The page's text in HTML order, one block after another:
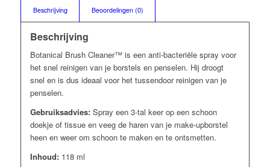
Beschrijving Beoordelingen (0)
Beschrijving
Botanical Brush Cleaner™ is een anti-bacteriële spray voor
het snel reinigen van je borstels en penselen. Hij droogt
snel en is dus ideaal voor het tussendoor reinigen van je
penselen.
Gebruiksadvies:Spray een 3-tal keer op een schoon
doekje of tissue en veeg de haren van je make-upborstel
heen en weer om schoon te maken en te ontsmetten.
Inhoud:118 ml